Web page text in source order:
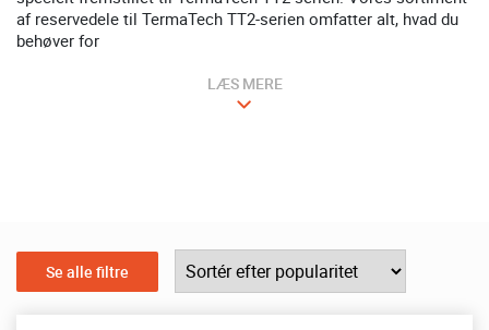
af reservedele til TermaTech TT2-serien omfatter alt, hvad du
behøver for
LÆS MERE
Se alle filtre